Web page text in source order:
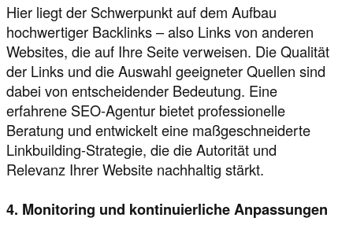
Hier liegt der Schwerpunkt auf dem Aufbau
hochwertiger Backlinks – also Links von anderen
Websites, die auf Ihre Seite verweisen. Die Qualität
der Links und die Auswahl geeigneter Quellen sind
dabei von entscheidender Bedeutung. Eine
erfahrene SEO-Agentur bietet professionelle
Beratung und entwickelt eine maßgeschneiderte
Linkbuilding-Strategie, die die Autorität und
Relevanz Ihrer Website nachhaltig stärkt.
4. Monitoring und kontinuierliche Anpassungen